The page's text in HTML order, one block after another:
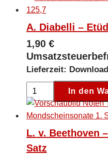
-
[Digital]
Menge
A. Diabelli –
1,90 €
Lieferzeit:
A.
Diabelli
-
7
(Op.
In den
L. v. Beethoven
Satz